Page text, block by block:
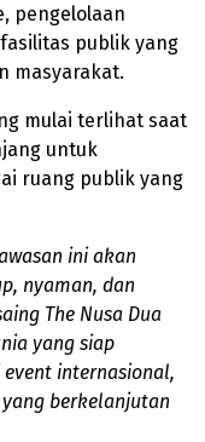
pengelolaan
publik yang
masyarakat.
mulai terlihat saat
untuk
ruang publik yang
ini akan
nyaman, dan
The Nusa Dua
yang siap
internasional,
berkelanjutan